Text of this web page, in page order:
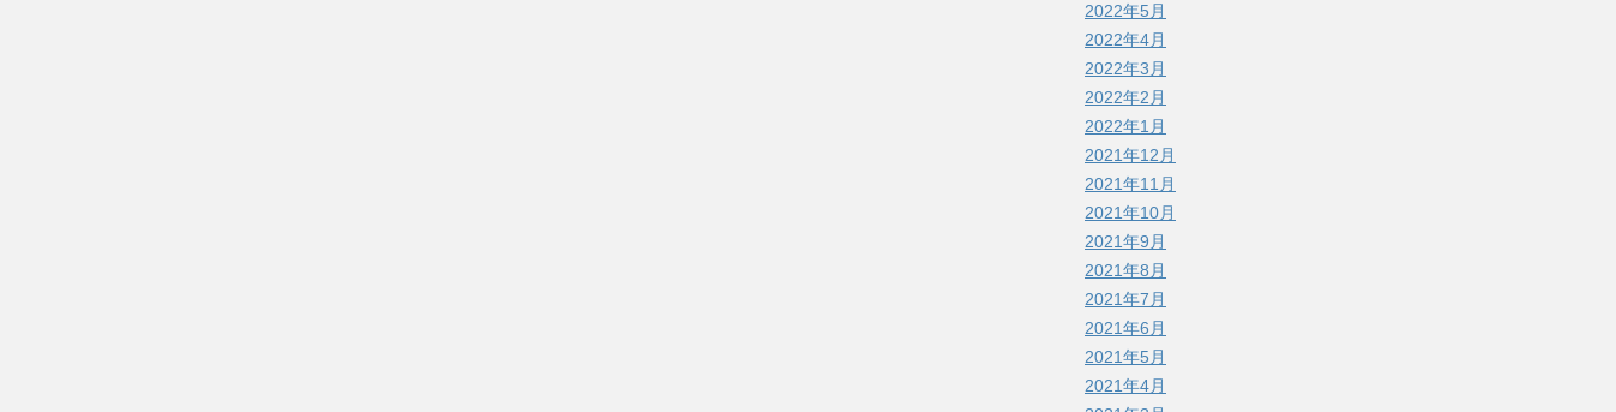
2022年5月
2022年4月
2022年3月
2022年2月
2022年1月
2021年12月
2021年11月
2021年10月
2021年9月
2021年8月
2021年7月
2021年6月
2021年5月
2021年4月